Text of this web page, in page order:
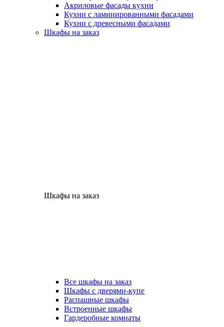
Акриловые фасады кухни
Кухни с ламинированными фасадами
Кухни с древесными фасадами
Шкафы на заказ
Шкафы на заказ
Все шкафы на заказ
Шкафы с дверями-купе
Распашные шкафы
Встроенные шкафы
Гардеробные комнаты